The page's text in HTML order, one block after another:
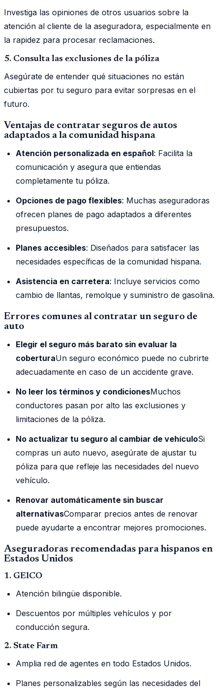
Investiga las opiniones de otros usuarios sobre la
atención al cliente de la aseguradora, especialmente en
la rapidez para procesar reclamaciones.
5. Consulta las exclusiones de la póliza
Asegúrate de entender qué situaciones no están
cubiertas por tu seguro para evitar sorpresas en el
futuro.
Ventajas de contratar seguros de autos
adaptados a la comunidad hispana
Atención personalizada en español: Facilita la
comunicación y asegura que entiendas
completamente tu póliza.
Opciones de pago flexibles: Muchas aseguradoras
ofrecen planes de pago adaptados a diferentes
presupuestos.
Planes accesibles: Diseñados para satisfacer las
necesidades específicas de la comunidad hispana.
Asistencia en carretera: Incluye servicios como
cambio de llantas, remolque y suministro de gasolina.
Errores comunes al contratar un seguro de
auto
Elegir el seguro más barato sin evaluar la
coberturaUn seguro económico puede no cubrirte
adecuadamente en caso de un accidente grave.
No leer los términos y condicionesMuchos
conductores pasan por alto las exclusiones y
limitaciones de la póliza.
No actualizar tu seguro al cambiar de vehículoSi
compras un auto nuevo, asegúrate de ajustar tu
póliza para que refleje las necesidades del nuevo
vehículo.
Renovar automáticamente sin buscar
alternativasComparar precios antes de renovar
puede ayudarte a encontrar mejores promociones.
Aseguradoras recomendadas para hispanos en
Estados Unidos
1. GEICO
Atención bilingüe disponible.
Descuentos por múltiples vehículos y por
conducción segura.
2. State Farm
Amplia red de agentes en todo Estados Unidos.
Planes personalizables según las necesidades del